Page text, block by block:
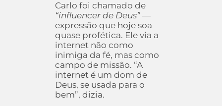
Carlo foi chamado de
“influencer de Deus” —
expressão que hoje soa
quase profética. Ele via a
internet não como
inimiga da fé, mas como
campo de missão. “A
internet é um dom de
Deus, se usada para o
bem”, dizia.